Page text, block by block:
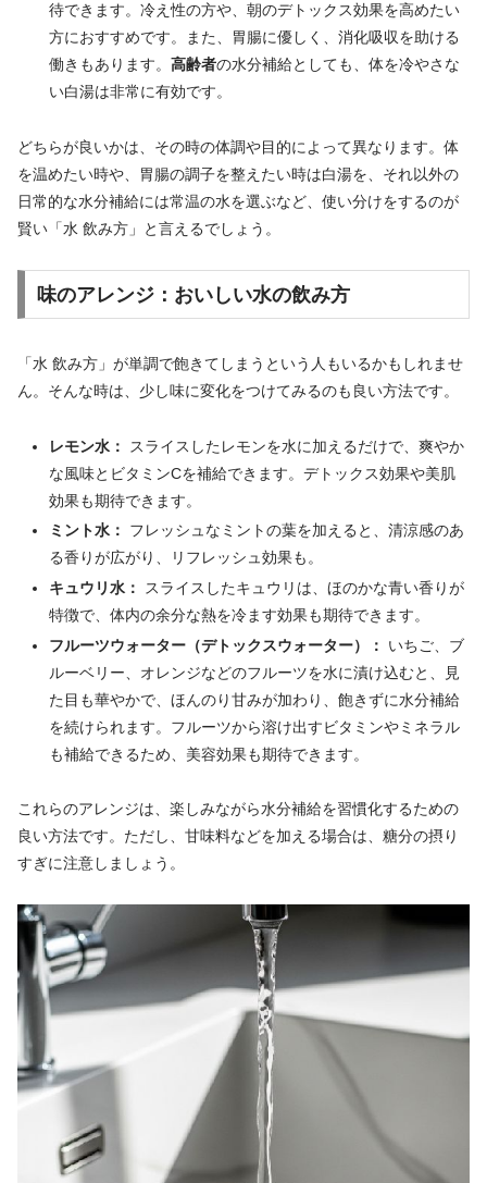
待できます。冷え性の方や、朝のデトックス効果を高めたい
方におすすめです。また、胃腸に優しく、消化吸収を助ける
働きもあります。 高齢者の水分補給としても、体を冷やさな
い白湯は非常に有効です。
どちらが良いかは、その時の体調や目的によって異なります。体
を温めたい時や、胃腸の調子を整えたい時は白湯を、それ以外の
日常的な水分補給には常温の水を選ぶなど、使い分けをするのが
賢い「水 飲み方」と言えるでしょう。
味のアレンジ：おいしい水の飲み方
「水 飲み方」が単調で飽きてしまうという人もいるかもしれませ
ん。そんな時は、少し味に変化をつけてみるのも良い方法です。
レモン水：
スライスしたレモンを水に加えるだけで、爽やか
な風味とビタミンCを補給できます。デトックス効果や美肌
効果も期待できます。
ミント水：
フレッシュなミントの葉を加えると、清涼感のあ
る香りが広がり、リフレッシュ効果も。
キュウリ水：
スライスしたキュウリは、ほのかな青い香りが
特徴で、体内の余分な熱を冷ます効果も期待できます。
フルーツウォーター（デトックスウォーター）：
いちご、ブ
ルーベリー、オレンジなどのフルーツを水に漬け込むと、見
た目も華やかで、ほんのり甘みが加わり、飽きずに水分補給
を続けられます。フルーツから溶け出すビタミンやミネラル
も補給できるため、美容効果も期待できます。
これらのアレンジは、楽しみながら水分補給を習慣化するための
良い方法です。ただし、甘味料などを加える場合は、糖分の摂り
すぎに注意しましょう。